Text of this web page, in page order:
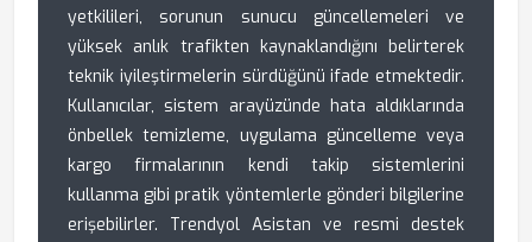
yetkilileri, sorunun sunucu güncellemeleri ve
yüksek anlık trafikten kaynaklandığını belirterek
teknik iyileştirmelerin sürdüğünü ifade etmektedir.
Kullanıcılar, sistem arayüzünde hata aldıklarında
önbellek temizleme, uygulama güncelleme veya
kargo firmalarının kendi takip sistemlerini
kullanma gibi pratik yöntemlerle gönderi bilgilerine
erişebilirler. Trendyol Asistan ve resmi destek